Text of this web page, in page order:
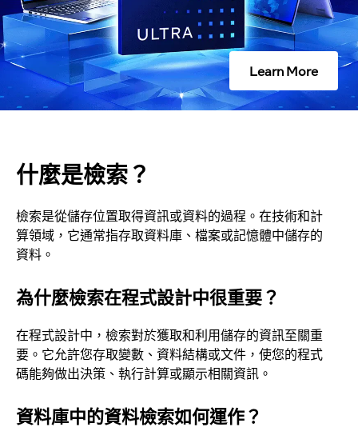
Learn More
什麼是檢索？
檢索是從儲存位置取得資訊或資料的過程。在技術和計
算領域，它通常指存取資料庫、檔案或記憶體中儲存的
資料。
為什麼檢索在程式設計中很重要？
在程式設計中，檢索對於獲取和利用儲存的資訊至關重
要。它允許您存取變數、資料結構或文件，使您的程式
碼能夠做出決策、執行計算或顯示相關資訊。
資料庫中的資料檢索如何運作？